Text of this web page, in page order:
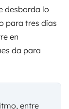
desborda lo
para tres días
en
da para
entre